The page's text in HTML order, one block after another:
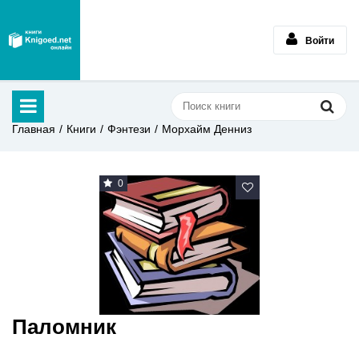
Войти
Главная Книги Фэнтези Морхайм Денниз
0
Паломник